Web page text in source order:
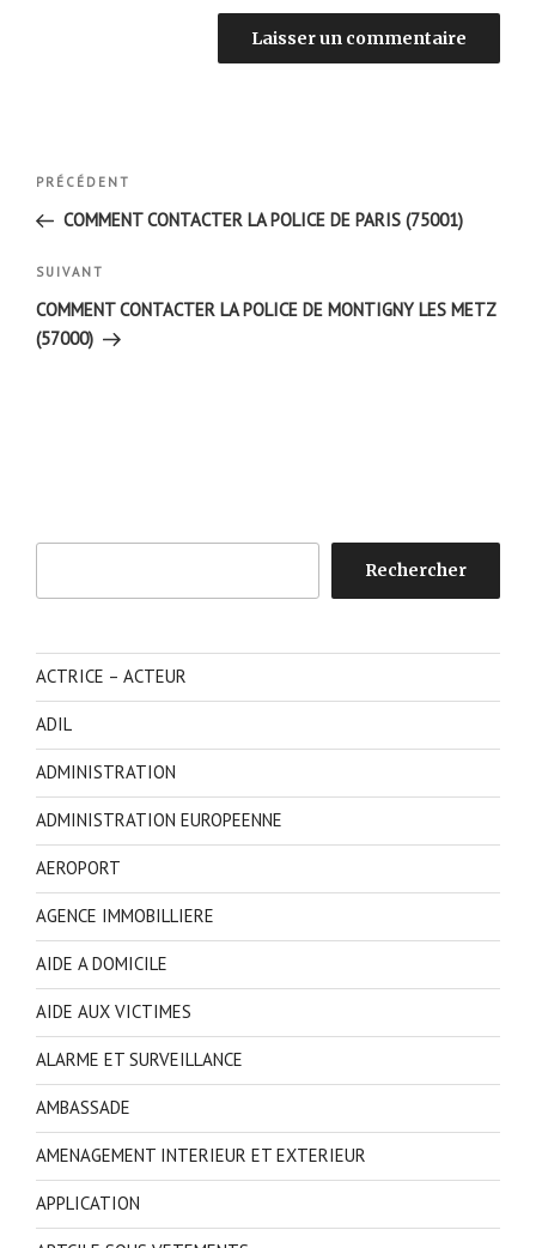
Navigation
l’article
Article
précédent
PRÉCÉDENT
COMMENT CONTACTER LA POLICE DE PARIS (75001)
Article
suivant
SUIVANT
COMMENT CONTACTER LA POLICE DE MONTIGNY LES METZ
(57000)
Rechercher
ACTRICE – ACTEUR
ADIL
ADMINISTRATION
ADMINISTRATION EUROPEENNE
AEROPORT
AGENCE IMMOBILLIERE
AIDE A DOMICILE
AIDE AUX VICTIMES
ALARME ET SURVEILLANCE
AMBASSADE
AMENAGEMENT INTERIEUR ET EXTERIEUR
APPLICATION